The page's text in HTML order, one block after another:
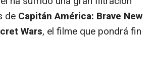
de Capitán América: Brave New
Wars, el filme que pondrá fin